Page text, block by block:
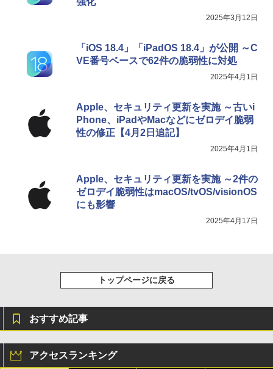
2025年3月12日
「iOS 18.4」「iPadOS 18.4」が公開 ～C
VE番号ベースで62件の脆弱性に対処
2025年4月1日
Apple、セキュリティ更新を実施 ～古いi
Phone、iPadやMacなどにゼロデイ脆弱
性の修正【4月2日追記】
2025年4月1日
Apple、セキュリティ更新を実施 ～2件の
ゼロデイ脆弱性はmacOS/tvOS/visionOS
にも影響
2025年4月17日
トップページに戻る
おすすめ記事
アクセスランキング